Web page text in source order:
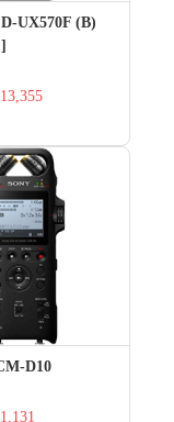
UX570F (B)
D10